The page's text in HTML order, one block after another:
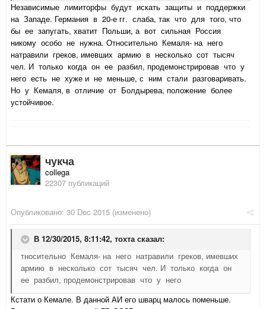
Независимые лимиторфы будут искать защиты и поддержки
на Западе. Германия в 20-е гг. слаба, так что для того, что
бы ее запугать, хватит Польши, а вот сильная Россия
никому особо не нужна. Относительно Кемаля- на него
натравили греков, имевших армию в несколько сот тысяч
чел. И только когда он ее разбил, продемонстрировав что у
него есть не хуже и не меньше, с ним стали разговаривать.
Но у Кемаля, в отличие от Болдырева, положение более
устойчивое.
чукча
collega
22307 публикаций
Опубликовано: 30 Dec 2015 (изменено)
В 12/30/2015, 8:11:42, тохтасказал:
тносительно Кемаля- на него натравили греков, имевших
армию в несколько сот тысяч чел. И только когда он
ее разбил, продемонстрировав что у него
Кстати о Кемале. В данной АИ его шварц малось поменьше.